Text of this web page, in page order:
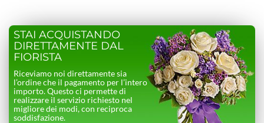
STAI ACQUISTANDO
DIRETTAMENTE DAL
FIORISTA
Riceviamo noi direttamente sia
l’ordine che il pagamento per l’intero
importo. Questo ci permette di
realizzare il servizio richiesto nel
migliore dei modi, con reciproca
soddisfazione.